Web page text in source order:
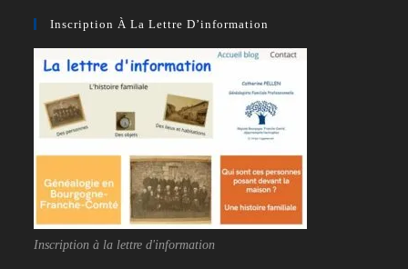
Inscription À La Lettre D’information
Inscription à la lettre d'information